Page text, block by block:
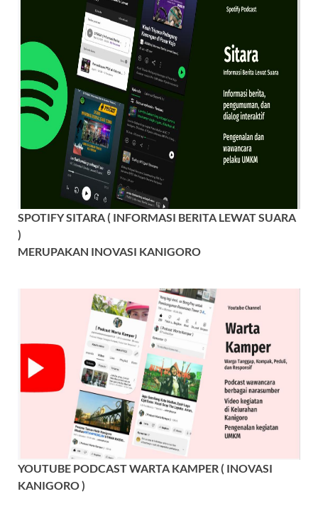
SPOTIFY SITARA ( INFORMASI BERITA LEWAT SUARA
)
MERUPAKAN INOVASI KANIGORO
YOUTUBE PODCAST WARTA KAMPER ( INOVASI
KANIGORO )